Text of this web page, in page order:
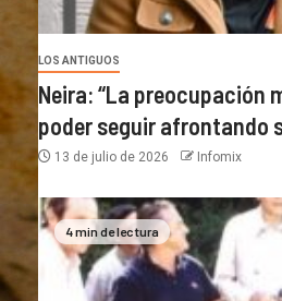
LOS ANTIGUOS
Neira: “La preocupación
poder seguir afrontando
13 de julio de 2026 Infomix
4 min de lectura